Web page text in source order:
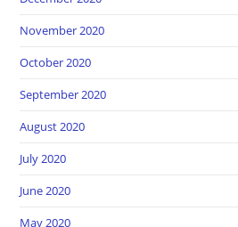
November 2020
October 2020
September 2020
August 2020
July 2020
June 2020
May 2020